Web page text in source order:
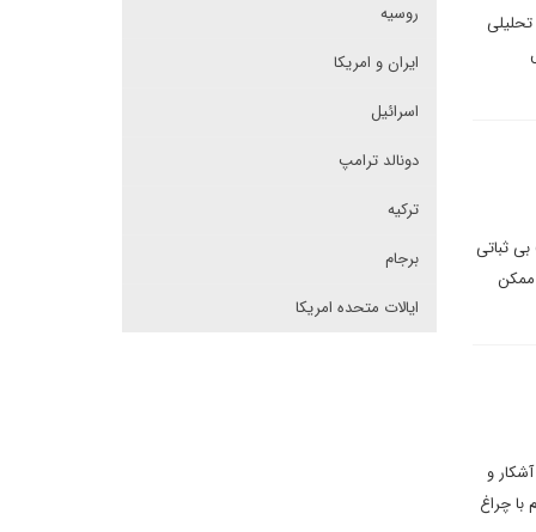
ثباتی
ممکن
و
چراغ
روسیه
ایران و امریکا
اسرائیل
دونالد ترامپ
ترکیه
برجام
ایالات متحده امریکا